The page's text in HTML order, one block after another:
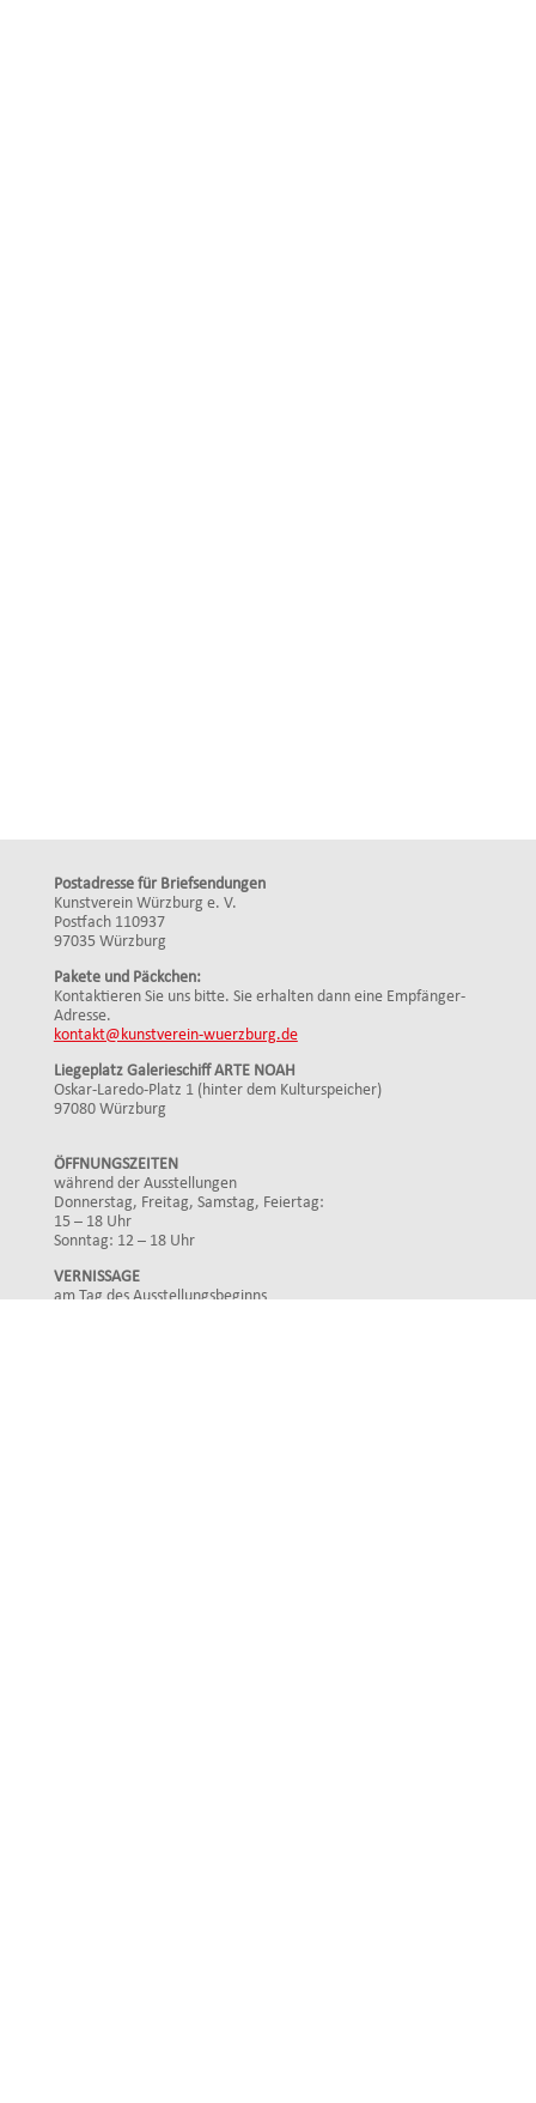
Postadresse für Briefsendungen
Kunstverein Würzburg e. V.
Postfach 110937
97035 Würzburg
Pakete und Päckchen:
Kontaktieren Sie uns bitte. Sie erhalten dann eine Empfänger-
Adresse.
kontakt@kunstverein-wuerzburg.de
Liegeplatz Galerieschiff ARTE NOAH
Oskar-Laredo-Platz 1 (hinter dem Kulturspeicher)
97080 Würzburg
ÖFFNUNGSZEITEN
während der Ausstellungen
Donnerstag, Freitag, Samstag, Feiertag:
15 – 18 Uhr
Sonntag: 12 – 18 Uhr
VERNISSAGE
am Tag des Ausstellungsbeginns